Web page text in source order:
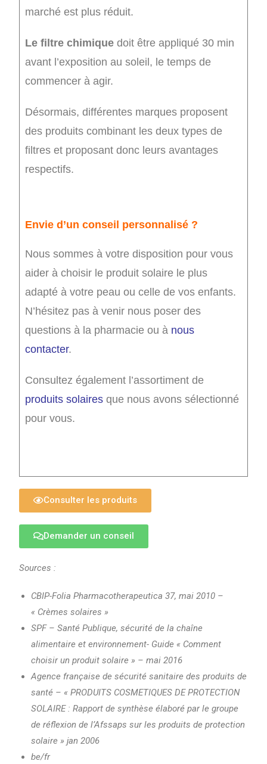
marché est plus réduit.
Le filtre chimique doit être appliqué 30 min
avant l’exposition au soleil, le temps de
commencer à agir.
Désormais, différentes marques proposent
des produits combinant les deux types de
filtres et proposant donc leurs avantages
respectifs.
Envie d’un conseil personnalisé ?
Nous sommes à votre disposition pour vous
aider à choisir le produit solaire le plus
adapté à votre peau ou celle de vos enfants.
N’hésitez pas à venir nous poser des
questions à la pharmacie ou à nous
contacter.
Consultez également l’assortiment de
produits solaires que nous avons sélectionné
pour vous.
Consulter les produits
Demander un conseil
Sources :
CBIP-Folia Pharmacotherapeutica 37, mai 2010 –
« Crèmes solaires »
SPF – Santé Publique, sécurité de la chaîne
alimentaire et environnement- Guide « Comment
choisir un produit solaire » – mai 2016
Agence française de sécurité sanitaire des produits de
santé – « PRODUITS COSMETIQUES DE PROTECTION
SOLAIRE : Rapport de synthèse élaboré par le groupe
de réflexion de l’Afssaps sur les produits de protection
solaire » jan 2006
be/fr